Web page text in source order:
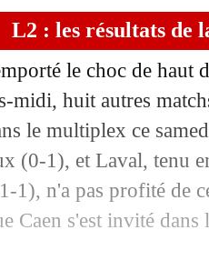
L2 : les résultats de
le choc de haut
midi, huit autres
le multiplex ce
(0-1), et Laval, tenu
1), n'a pas profité de
Caen s'est invité dans
( 6 août
du dim. 11 février
Luis Enrique
à 80% pour Chevalier